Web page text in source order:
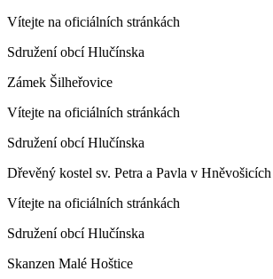
Vítejte na oficiálních stránkách
Sdružení obcí Hlučínska
Zámek Šilheřovice
Vítejte na oficiálních stránkách
Sdružení obcí Hlučínska
Dřevěný kostel sv. Petra a Pavla v Hněvošicích
Vítejte na oficiálních stránkách
Sdružení obcí Hlučínska
Skanzen Malé Hoštice